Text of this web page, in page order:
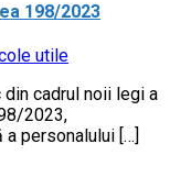
198/2023
utile
cadrul noii legi a
2023,
personalului […]